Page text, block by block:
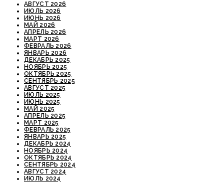
АВГУСТ 2026
ИЮЛЬ 2026
ИЮНЬ 2026
МАЙ 2026
АПРЕЛЬ 2026
МАРТ 2026
ФЕВРАЛЬ 2026
ЯНВАРЬ 2026
ДЕКАБРЬ 2025
НОЯБРЬ 2025
ОКТЯБРЬ 2025
СЕНТЯБРЬ 2025
АВГУСТ 2025
ИЮЛЬ 2025
ИЮНЬ 2025
МАЙ 2025
АПРЕЛЬ 2025
МАРТ 2025
ФЕВРАЛЬ 2025
ЯНВАРЬ 2025
ДЕКАБРЬ 2024
НОЯБРЬ 2024
ОКТЯБРЬ 2024
СЕНТЯБРЬ 2024
АВГУСТ 2024
ИЮЛЬ 2024